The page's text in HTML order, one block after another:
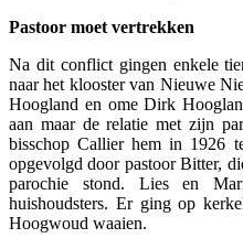
Pastoor moet vertrekken
Na dit conflict gingen enkele
naar het klooster van Nieuwe
Hoogland en ome Dirk
aan maar de relatie met zijn
bisschop Callier hem in 1926
opgevolgd door pastoor Bitter,
parochie stond. Lies en
huishoudsters. Er ging op
Hoogwoud waaien.